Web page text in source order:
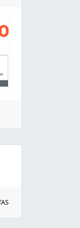
porteiro